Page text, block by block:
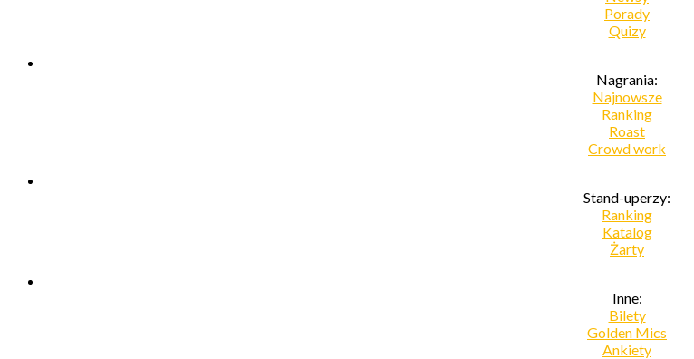
Porady
Quizy
Nagrania:
Najnowsze
Ranking
Roast
Crowd work
Stand-uperzy:
Ranking
Katalog
Żarty
Inne:
Bilety
Golden Mics
Ankiety